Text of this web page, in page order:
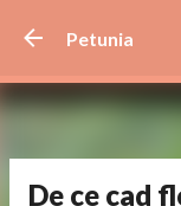
Petunia
De ce cad